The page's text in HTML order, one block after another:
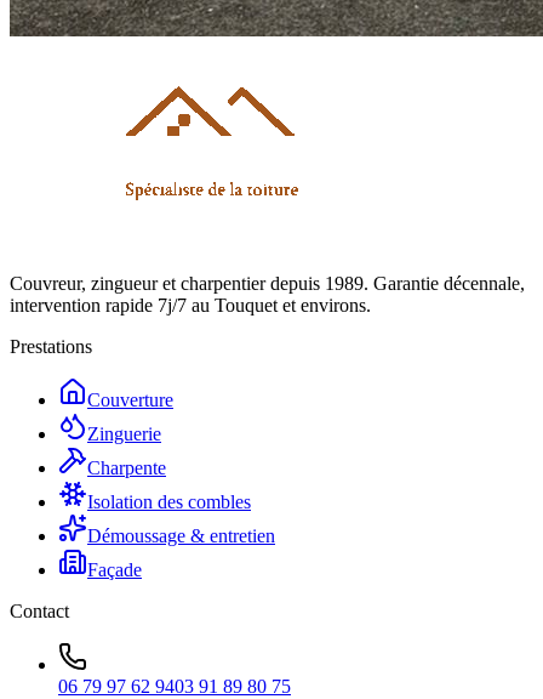
Couvreur, zingueur et charpentier depuis 1989. Garantie décennale,
intervention rapide 7j/7 au Touquet et environs.
Prestations
Couverture
Zinguerie
Charpente
Isolation des combles
Démoussage & entretien
Façade
Contact
06 79 97 62 9403 91 89 80 75